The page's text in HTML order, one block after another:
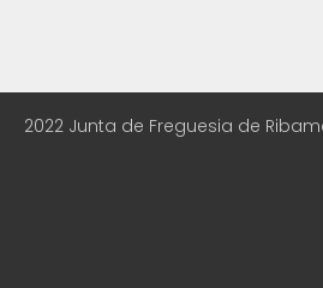
2022 Junta de Freguesia de